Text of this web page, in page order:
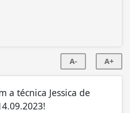
A- A+
a técnica Jessica de